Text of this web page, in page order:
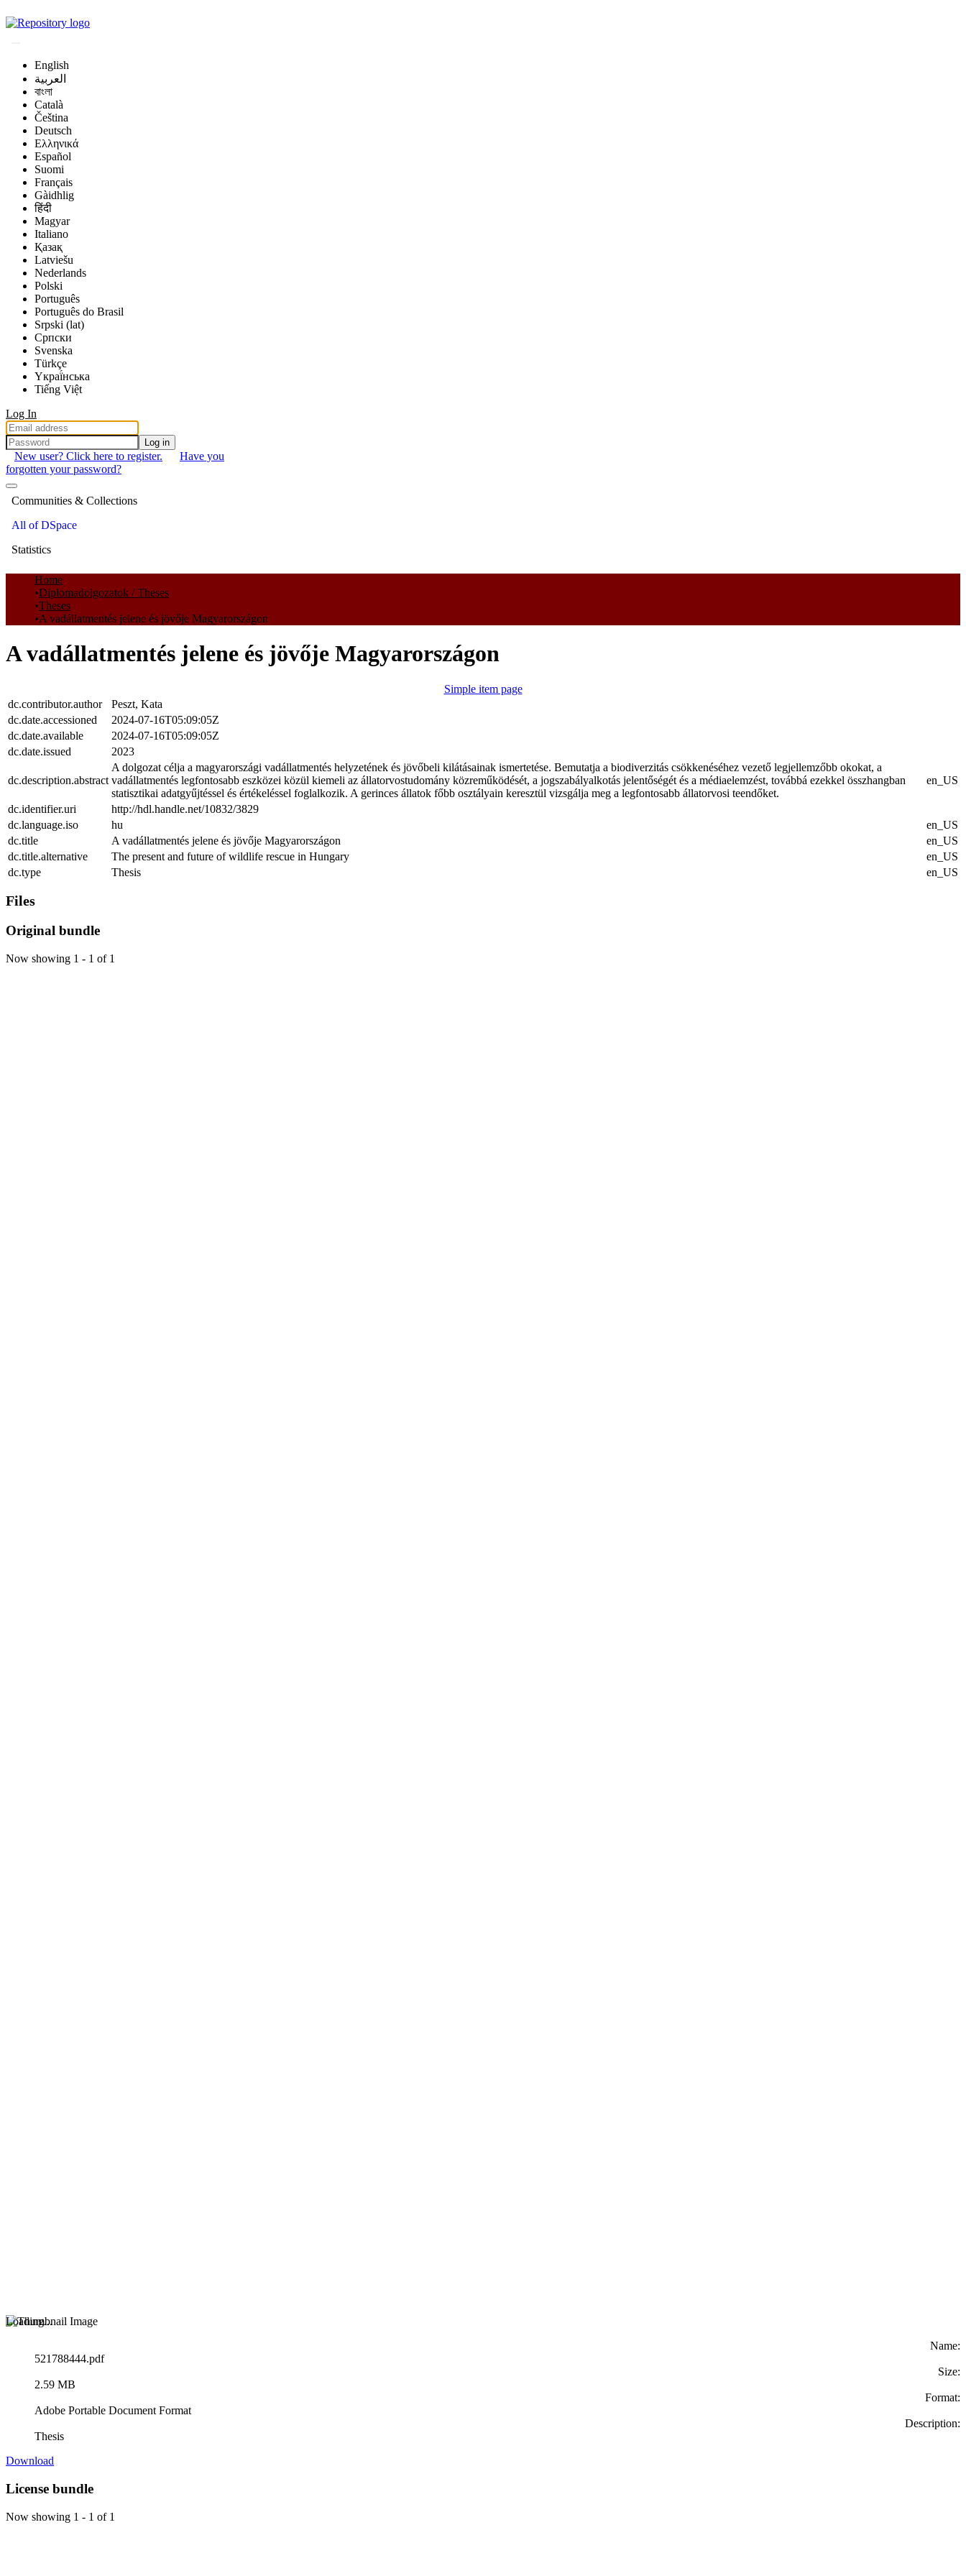
English
العربية
বাংলা
Català
Čeština
Deutsch
Ελληνικά
Español
Suomi
Français
Gàidhlig
हिंदी
Magyar
Italiano
Қазақ
Latviešu
Nederlands
Polski
Português
Português do Brasil
Srpski (lat)
Српски
Svenska
Türkçe
Yкраї́нська
Tiếng Việt
Log In
Log in
New user? Click here to register.
Have you
forgotten your password?
Communities & Collections
All of DSpace
Statistics
Home
Diplomadolgozatok / Theses
Theses
A vadállatmentés jelene és jövője Magyarországon
A vadállatmentés jelene és jövője Magyarországon
Simple item page
dc.contributor.author
Peszt, Kata
dc.date.accessioned
2024-07-16T05:09:05Z
dc.date.available
2024-07-16T05:09:05Z
dc.date.issued
2023
dc.description.abstract
A dolgozat célja a magyarországi vadállatmentés helyzetének és jövőbeli kilátásainak ismertetése. Bemutatja a biodiverzitás csökkenéséhez vezető legjellemzőbb okokat, a
vadállatmentés legfontosabb eszközei közül kiemeli az állatorvostudomány közreműködését, a jogszabályalkotás jelentőségét és a médiaelemzést, továbbá ezekkel összhangban
statisztikai adatgyűjtéssel és értékeléssel foglalkozik. A gerinces állatok főbb osztályain keresztül vizsgálja meg a legfontosabb állatorvosi teendőket.
en_US
dc.identifier.uri
http://hdl.handle.net/10832/3829
dc.language.iso
hu
en_US
dc.title
A vadállatmentés jelene és jövője Magyarországon
en_US
dc.title.alternative
The present and future of wildlife rescue in Hungary
en_US
dc.type
Thesis en_US
Files
Original bundle
Now showing 1 - 1 of 1
Loading...
Name:
521788444.pdf
Size:
2.59 MB
Format:
Adobe Portable Document Format
Description:
Thesis
Download
License bundle
Now showing 1 - 1 of 1